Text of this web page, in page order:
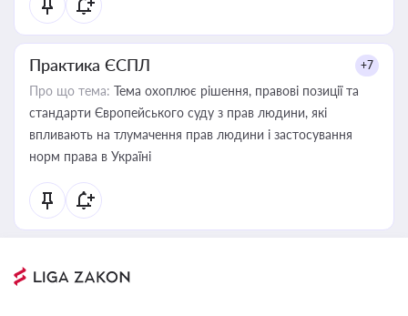
Практика ЄСПЛ +7
Про що тема: Тема охоплює рішення, правові позиції та
стандарти Європейського суду з прав людини, які
впливають на тлумачення прав людини і застосування
норм права в Україні